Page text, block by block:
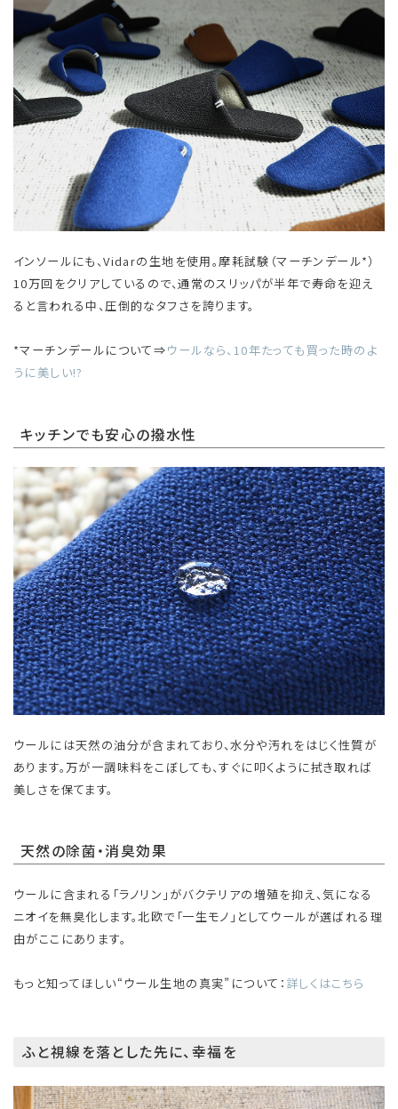
インソールにも、Vidarの生地を使用。摩耗試験（マーチンデール*）
10万回をクリアしているので、通常のスリッパが半年で寿命を迎え
ると言われる中、圧倒的なタフさを誇ります。
*マーチンデールについて⇒ウールなら、10年たっても買った時のよ
うに美しい!?
キッチンでも安心の撥水性
ウールには天然の油分が含まれており、水分や汚れをはじく性質が
あります。万が一調味料をこぼしても、すぐに叩くように拭き取れば
美しさを保てます。
天然の除菌・消臭効果
ウールに含まれる「ラノリン」がバクテリアの増殖を抑え、気になる
ニオイを無臭化します。北欧で「一生モノ」としてウールが選ばれる理
由がここにあります。
もっと知ってほしい“ウール生地の真実”について： 詳しくはこちら
ふと視線を落とした先に、幸福を